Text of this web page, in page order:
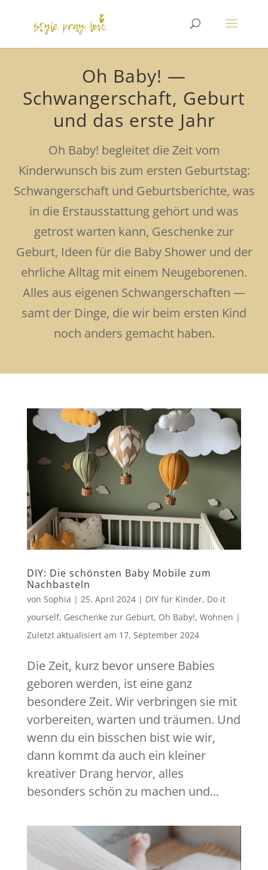
Oh Baby! —
Schwangerschaft, Geburt
und das erste Jahr
Oh Baby! begleitet die Zeit vom
Kinderwunsch bis zum ersten Geburtstag:
Schwangerschaft und Geburtsberichte, was
in die Erstausstattung gehört und was
getrost warten kann, Geschenke zur
Geburt, Ideen für die Baby Shower und der
ehrliche Alltag mit einem Neugeborenen.
Alles aus eigenen Schwangerschaften —
samt der Dinge, die wir beim ersten Kind
noch anders gemacht haben.
DIY: Die schönsten Baby Mobile zum
Nachbasteln
von Sophia | 25. April 2024| DIY für Kinder, Do it
yourself, Geschenke zur Geburt, Oh Baby!, Wohnen |
Zuletzt aktualisiert am 17. September 2024
Die Zeit, kurz bevor unsere Babies
geboren werden, ist eine ganz
besondere Zeit. Wir verbringen sie mit
vorbereiten, warten und träumen. Und
wenn du ein bisschen bist wie wir,
dann kommt da auch ein kleiner
kreativer Drang hervor, alles
besonders schön zu machen und...